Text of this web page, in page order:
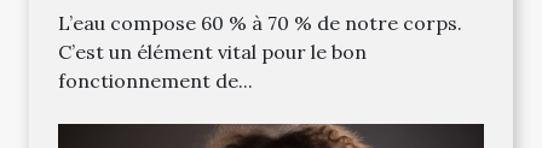
L’eau compose 60 % à 70 % de notre corps.
C’est un élément vital pour le bon
fonctionnement de...